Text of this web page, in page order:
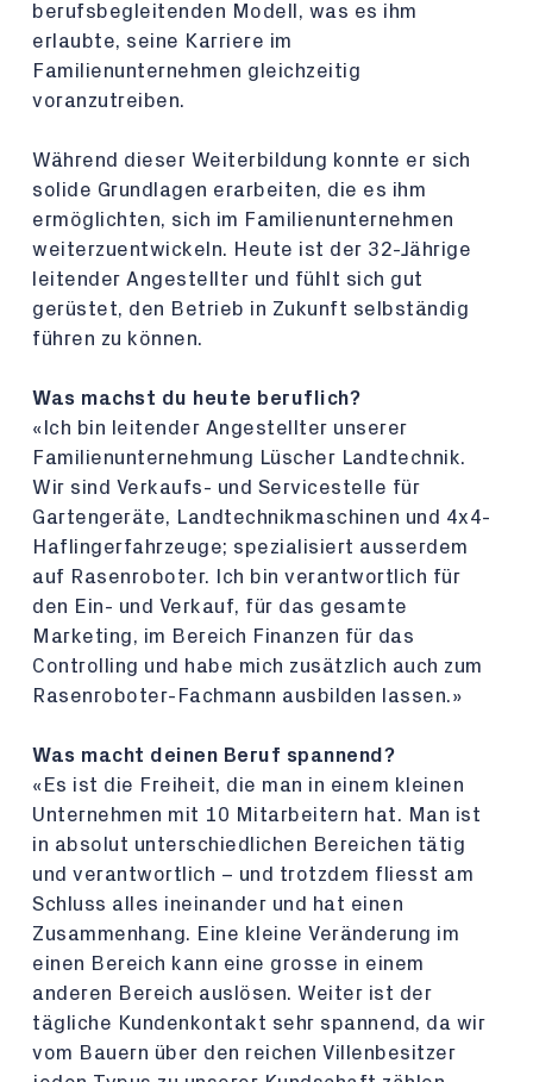
berufsbegleitenden Modell, was es ihm
erlaubte, seine Karriere im
Familienunternehmen gleichzeitig
voranzutreiben.
Während dieser Weiterbildung konnte er sich
solide Grundlagen erarbeiten, die es ihm
ermöglichten, sich im Familienunternehmen
weiterzuentwickeln. Heute ist der 32-Jährige
leitender Angestellter und fühlt sich gut
gerüstet, den Betrieb in Zukunft selbständig
führen zu können.
Was machst du heute beruflich?
«Ich bin leitender Angestellter unserer
Familienunternehmung Lüscher Landtechnik.
Wir sind Verkaufs- und Servicestelle für
Gartengeräte, Landtechnikmaschinen und 4x4-
Haflingerfahrzeuge; spezialisiert ausserdem
auf Rasenroboter. Ich bin verantwortlich für
den Ein- und Verkauf, für das gesamte
Marketing, im Bereich Finanzen für das
Controlling und habe mich zusätzlich auch zum
Rasenroboter-Fachmann ausbilden lassen.»
Was macht deinen Beruf spannend?
«Es ist die Freiheit, die man in einem kleinen
Unternehmen mit 10 Mitarbeitern hat. Man ist
in absolut unterschiedlichen Bereichen tätig
und verantwortlich – und trotzdem fliesst am
Schluss alles ineinander und hat einen
Zusammenhang. Eine kleine Veränderung im
einen Bereich kann eine grosse in einem
anderen Bereich auslösen. Weiter ist der
tägliche Kundenkontakt sehr spannend, da wir
vom Bauern über den reichen Villenbesitzer